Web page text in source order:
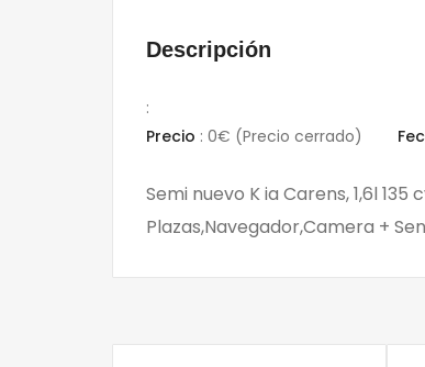
Descripción
:
Precio : 0€ (Precio cerrado)
Semi nuevo K ia Carens, 1,6l
Plazas,Navegador,Camera +